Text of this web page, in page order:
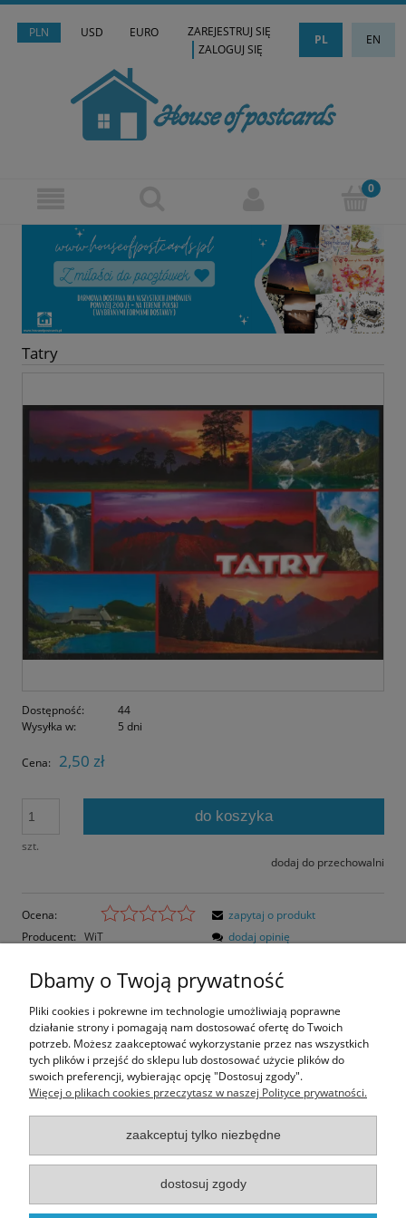
PLN USD EURO PL EN
ZAREJESTRUJ SIĘ
ZALOGUJ SIĘ
Tatry
Dostępność:
44
Wysyłka w:
5 dni
Cena: 2,50 zł
szt.
do koszyka
dodaj do przechowalni
Ocena:
Producent: WiT
zapytaj o produkt
dodaj opinię
Opis
Opinie o produkcie (0)
Rozmiar pocztówki: 14,8x10,5 cm
Informacje
Moje konto
Dbamy o Twoją prywatność
Pliki cookies i pokrewne im technologie umożliwiają poprawne
działanie strony i pomagają nam dostosować ofertę do Twoich
potrzeb. Możesz zaakceptować wykorzystanie przez nas wszystkich
tych plików i przejść do sklepu lub dostosować użycie plików do
swoich preferencji, wybierając opcję "Dostosuj zgody".
Więcej o plikach cookies przeczytasz w naszej Polityce prywatności.
zaakceptuj tylko niezbędne
dostosuj zgody